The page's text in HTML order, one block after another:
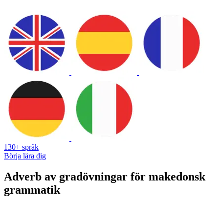
130+ språk
Börja lära dig
Adverb av gradövningar för makedonsk
grammatik